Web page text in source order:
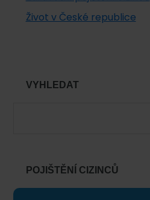
Život v České republice
VYHLEDAT
POJIŠTĚNÍ CIZINCŮ